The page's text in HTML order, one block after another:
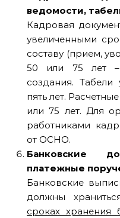
ведомости,
Кадровая
увеличенными
составу (прием,
50 или 75 лет
создания.
пять лет.
или 75 лет. Для
работниками
от ОСНО.
Банковские
платежные
Банковские
должны
сроках хранения